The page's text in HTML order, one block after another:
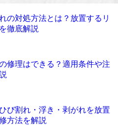
の対処方法とは？放置するリ
徹底解説
修理はできる？適用条件や注
び割れ・浮き・剥がれを放置
方法を解説